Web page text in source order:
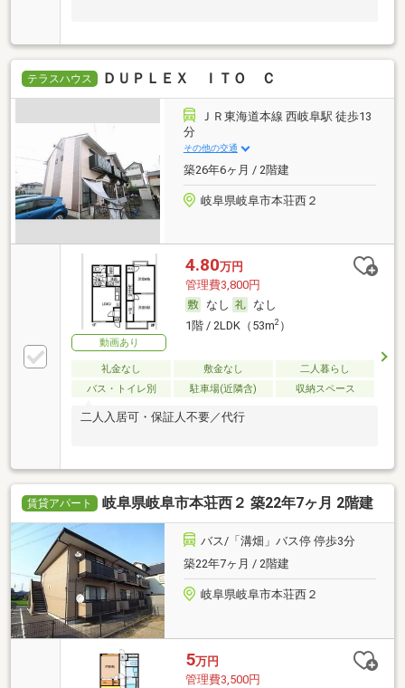
テラスハウス ＤＵＰＬＥＸ ＩＴＯ Ｃ
ＪＲ東海道本線 西岐阜駅 徒歩13
分
その他の交通
築26年6ヶ月 / 2階建
岐阜県岐阜市本荘西２
動画あり
4.80万円
管理費3,800円
なし
なし
1階 / 2LDK（53m2）
礼金なし 敷金なし
二人暮らし
バス・トイレ別
駐車場(近隣含) 収納スペース
二人入居可・保証人不要／代行
賃貸アパート 岐阜県岐阜市本荘西２ 築22年7ヶ月 2階建
バス/「溝畑」バス停 停歩3分
築22年7ヶ月 / 2階建
岐阜県岐阜市本荘西２
5万円
管理費3,500円